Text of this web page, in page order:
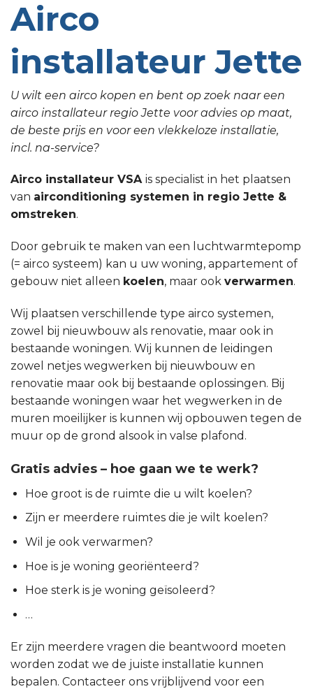
Airco
installateur Jette
U wilt een airco kopen en bent op zoek naar een
airco installateur regio Jette voor advies op maat,
de beste prijs en voor een vlekkeloze installatie,
incl. na-service?
Airco installateur VSA is specialist in het plaatsen
van airconditioning systemen in regio Jette &
omstreken.
Door gebruik te maken van een luchtwarmtepomp
(= airco systeem) kan u uw woning, appartement of
gebouw niet alleen koelen, maar ook verwarmen.
Wij plaatsen verschillende type airco systemen,
zowel bij nieuwbouw als renovatie, maar ook in
bestaande woningen. Wij kunnen de leidingen
zowel netjes wegwerken bij nieuwbouw en
renovatie maar ook bij bestaande oplossingen. Bij
bestaande woningen waar het wegwerken in de
muren moeilijker is kunnen wij opbouwen tegen de
muur op de grond alsook in valse plafond.
Gratis advies – hoe gaan we te werk?
Hoe groot is de ruimte die u wilt koelen?
Zijn er meerdere ruimtes die je wilt koelen?
Wil je ook verwarmen?
Hoe is je woning georiënteerd?
Hoe sterk is je woning geïsoleerd?
…
Er zijn meerdere vragen die beantwoord moeten
worden zodat we de juiste installatie kunnen
bepalen. Contacteer ons vrijblijvend voor een